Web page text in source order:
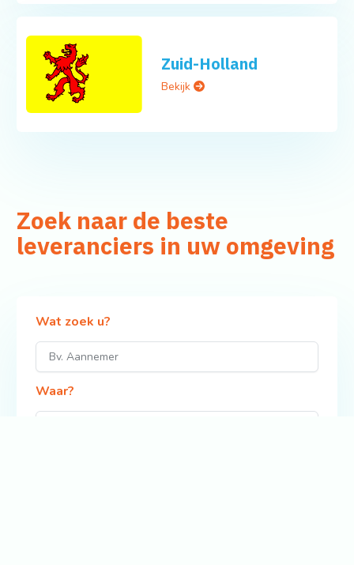
Zuid-Holland
Bekijk
Zoek naar de beste
leveranciers in uw omgeving
Wat zoek u?
Waar?